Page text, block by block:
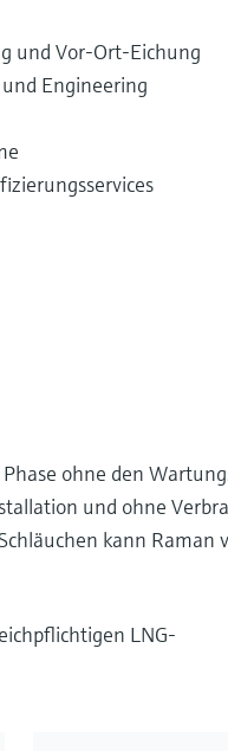
und Vor-Ort-Eichung
Engineering
ohne den
und ohne
kann Raman
LNG-